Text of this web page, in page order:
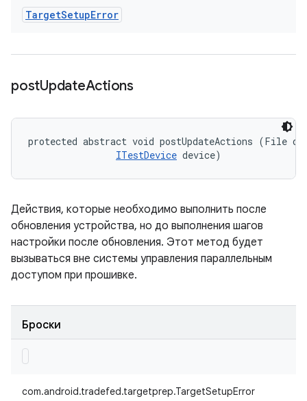
TargetSetupError
postUpdateActions
protected abstract void postUpdateActions (File
ITestDevice device)
Действия, которые необходимо выполнить после
обновления устройства, но до выполнения шагов
настройки после обновления. Этот метод будет
вызываться вне системы управления параллельным
доступом при прошивке.
Броски
com.android.tradefed.targetprep.TargetSetupError